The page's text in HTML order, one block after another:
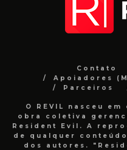
Contato
Apoiadores
Parceiros
O REVIL nasceu
obra coletiva
Resident Evil. A
de qualquer
dos autores.